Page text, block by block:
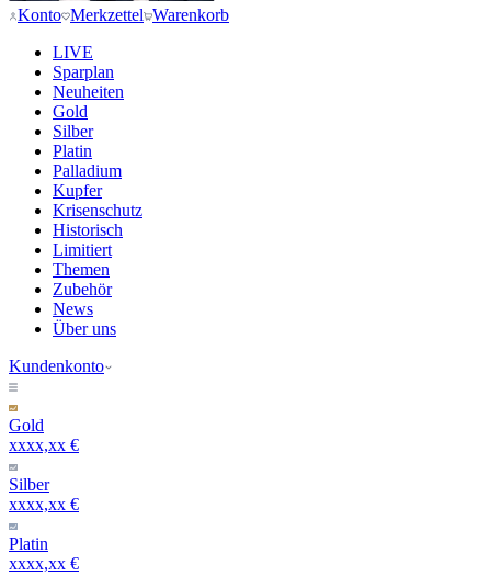
Konto Merkzettel Warenkorb
LIVE
Sparplan
Neuheiten
Gold
Silber
Platin
Palladium
Kupfer
Krisenschutz
Historisch
Limitiert
Themen
Zubehör
News
Über uns
Kundenkonto
Gold
xxxx,xx €
Silber
xxxx,xx €
Platin
xxxx,xx €